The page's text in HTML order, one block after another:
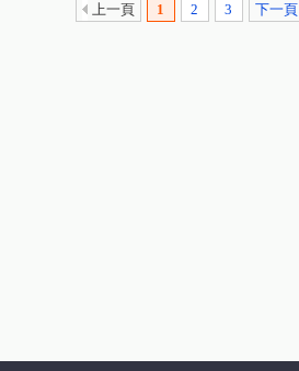
上一頁 1 2 3 下一頁